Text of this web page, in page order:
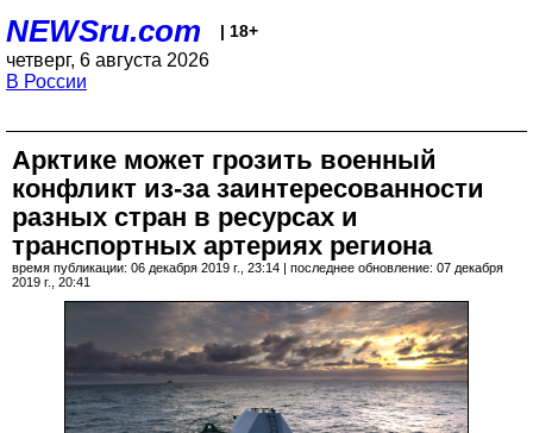
NEWSru.com | 18+
четверг, 6 августа 2026
В России
Арктике может грозить военный
конфликт из-за заинтересованности
разных стран в ресурсах и
транспортных артериях региона
время публикации: 06 декабря 2019 г., 23:14 | последнее обновление: 07 декабря
2019 г., 20:41